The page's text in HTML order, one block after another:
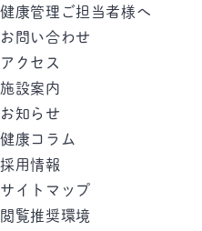
健康管理ご担当者様へ
お問い合わせ
アクセス
施設案内
お知らせ
健康コラム
採用情報
サイトマップ
閲覧推奨環境